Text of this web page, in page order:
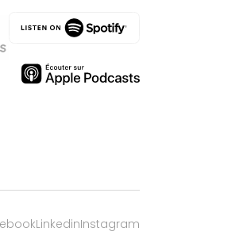
LinkedinInstagram